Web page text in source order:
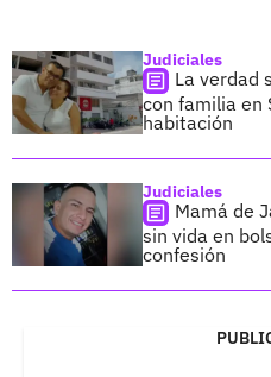
Judiciales
La verdad
con familia en
habitación
Judiciales
Mamá de
sin vida en
confesión